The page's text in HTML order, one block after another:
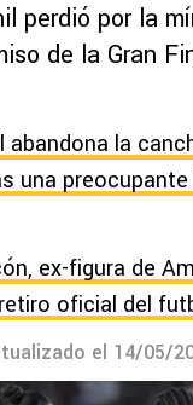
perdió por la
de la Gran
abandona la
una
ex-figura de
oficial del
el 14/05/